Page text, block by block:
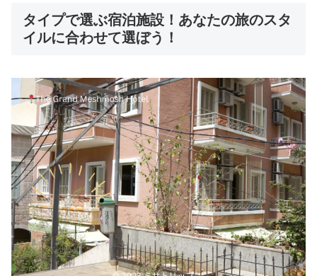
タイプで選ぶ宿泊施設！あなたの旅のスタ
イルに合わせて選ぼう！